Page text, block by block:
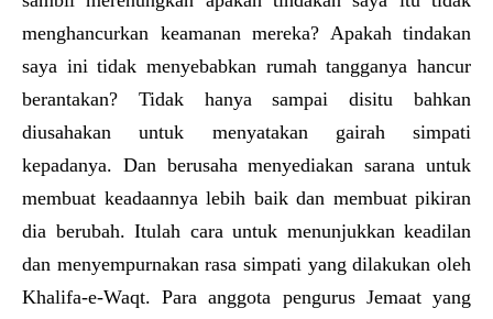
menghancurkan keamanan mereka? Apakah tindakan
saya ini tidak menyebabkan rumah tangganya hancur
berantakan? Tidak hanya sampai disitu bahkan
diusahakan untuk menyatakan gairah simpati
kepadanya. Dan berusaha menyediakan sarana untuk
membuat keadaannya lebih baik dan membuat pikiran
dia berubah. Itulah cara untuk menunjukkan keadilan
dan menyempurnakan rasa simpati yang dilakukan oleh
Khalifa-e-Waqt. Para anggota pengurus Jemaat yang